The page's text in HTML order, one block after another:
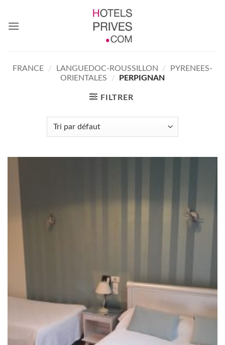
contenu
FRANCE / LANGUEDOC-ROUSSILLON /
PYRENEES-
ORIENTALES
/ PERPIGNAN
FILTRER